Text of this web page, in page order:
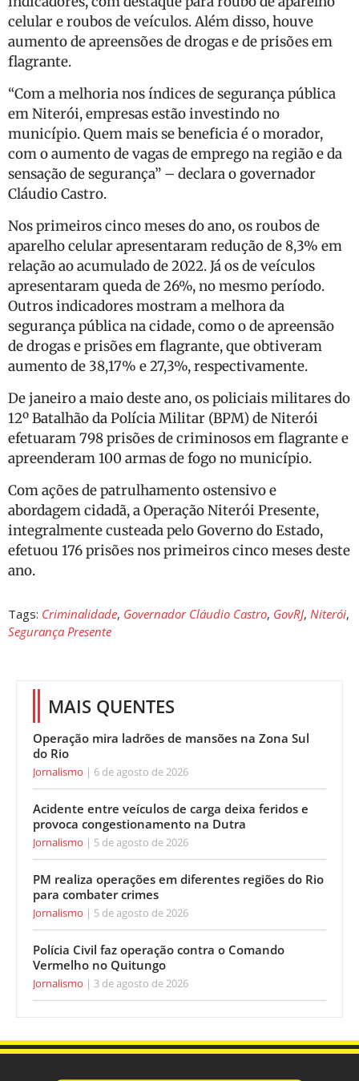
celular e roubos de veículos. Além disso, houve
aumento de apreensões de drogas e de prisões em
flagrante.
“Com a melhoria nos índices de segurança pública
em Niterói, empresas estão investindo no
município. Quem mais se beneficia é o morador,
com o aumento de vagas de emprego na região e da
sensação de segurança” – declara o governador
Cláudio Castro.
Nos primeiros cinco meses do ano, os roubos de
aparelho celular apresentaram redução de 8,3% em
relação ao acumulado de 2022. Já os de veículos
apresentaram queda de 26%, no mesmo período.
Outros indicadores mostram a melhora da
segurança pública na cidade, como o de apreensão
de drogas e prisões em flagrante, que obtiveram
aumento de 38,17% e 27,3%, respectivamente.
De janeiro a maio deste ano, os policiais militares do
12º Batalhão da Polícia Militar (BPM) de Niterói
efetuaram 798 prisões de criminosos em flagrante e
apreenderam 100 armas de fogo no município.
Com ações de patrulhamento ostensivo e
abordagem cidadã, a Operação Niterói Presente,
integralmente custeada pelo Governo do Estado,
efetuou 176 prisões nos primeiros cinco meses deste
ano.
Tags: Criminalidade, Governador Cláudio Castro, GovRJ, Niterói,
Segurança Presente
MAIS QUENTES
Operação mira ladrões de mansões na Zona Sul
do Rio
Jornalismo 6 de agosto de 2026
Acidente entre veículos de carga deixa feridos e
provoca congestionamento na Dutra
Jornalismo 5 de agosto de 2026
PM realiza operações em diferentes regiões do Rio
para combater crimes
Jornalismo 5 de agosto de 2026
Polícia Civil faz operação contra o Comando
Vermelho no Quitungo
Jornalismo 3 de agosto de 2026